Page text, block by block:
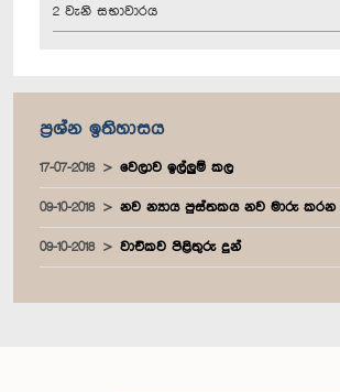
2 වැනි සභාවාරය
ප්‍රශ්න ඉතිහාසය
17-07-2018 වෙලාව ඉල්ලුම් කල
09-10-2018 නව න්‍යාය පුස්තකය නව මාරු කරන
09-10-2018 වාචිකව පිළිතුරු දුන්